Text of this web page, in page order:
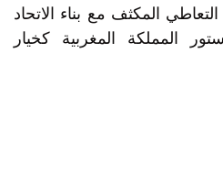
التعاطي المكثف مع بناء الاتحاد
المملكة المغربية كخيار